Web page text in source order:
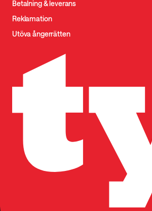
Betalning & leverans
Reklamation
Utöva ångerrätten